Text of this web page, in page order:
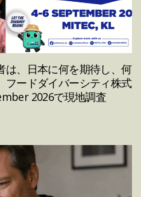
は、日本に何を期待し、何
フードダイバーシティ株式
2026で現地調査